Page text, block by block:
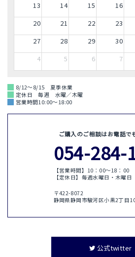
13
14 15 16
20
21 22 23
27
28 29 30
4
5 6 7
8/12～8/15 夏季休業
定休日 毎週 水曜／木曜
営業時間10:00～18:00
ご購入のご相談はお電話で
054-284-
【営業時間】10：00〜18：00
【定休日】毎週水曜日・木曜日
〒422-8072
静岡県静岡市駿河区小黒2丁目
公式twitter